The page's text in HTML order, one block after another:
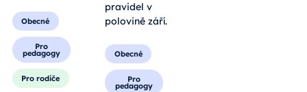
Obecné
Pro
pedagogy
Pro rodiče
pravidel v
polovině září.
Obecné
Pro
pedagogy